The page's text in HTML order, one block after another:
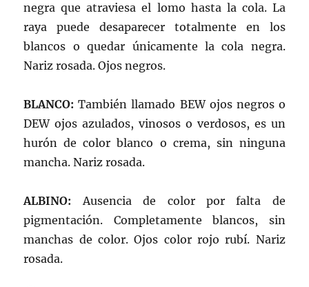
negra que atraviesa el lomo hasta la cola. La
raya puede desaparecer totalmente en los
blancos o quedar únicamente la cola negra.
Nariz rosada. Ojos negros.
BLANCO:También llamado BEW ojos negros o
DEW ojos azulados, vinosos o verdosos, es un
hurón de color blanco o crema, sin ninguna
mancha. Nariz rosada.
ALBINO: Ausencia de color por falta de
pigmentación. Completamente blancos, sin
manchas de color. Ojos color rojo rubí. Nariz
rosada.